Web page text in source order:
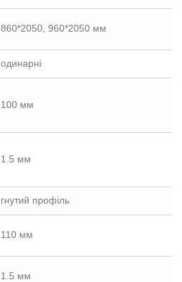
860*2050, 960*2050 мм
одинарні
100 мм
1.5 мм
гнутий профіль
110 мм
1.5 мм